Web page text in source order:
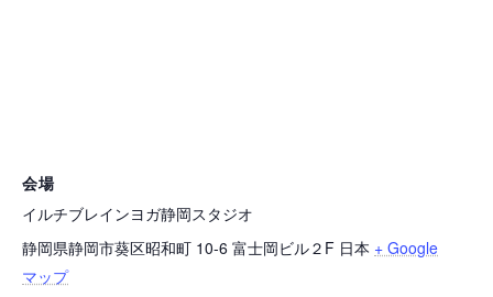
会場
イルチブレインヨガ静岡スタジオ
静岡県静岡市葵区昭和町 10-6 富士岡ビル２F 日本 + Google
マップ